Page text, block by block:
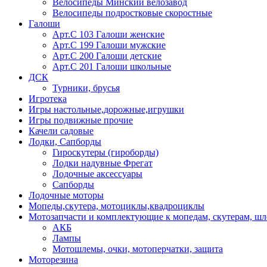
Велосипеды подростковые скоростные
Галоши
Арт.С 103 Галоши женские
Арт.С 199 Галоши мужские
Арт.С 200 Галоши детские
Арт.С 201 Галоши школьные
ДСК
Турники, брусья
Игротека
Игры настольные,дорожные,игрушки
Игры подвижные прочие
Качели садовые
Лодки, Сапборды
Гироскутеры (гироборды)
Лодки надувные Фрегат
Лодочные аксессуары
Сапборды
Лодочные моторы
Мопеды,скутера, мотоциклы,квадроциклы
Мотозапчасти и комплектующие к мопедам, скутерам,
АКБ
Лампы
Мотошлемы, очки, мотоперчатки, защита
Моторезина